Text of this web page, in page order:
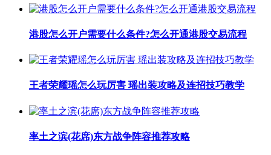
港股怎么开户需要什么条件?怎么开通港股交易流程
王者荣耀瑶怎么玩厉害 瑶出装攻略及连招技巧教学
率土之滨(花席)东方战争阵容推荐攻略